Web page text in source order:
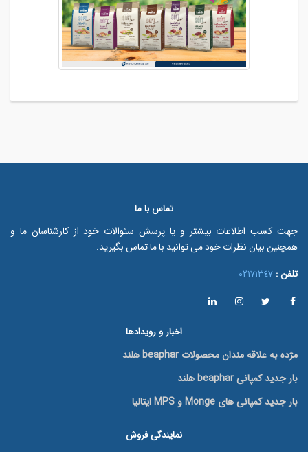
تماس با ما
جهت کسب اطلاعات بیشتر و یا پرسش سئوالات خود از کارشناسان ما و
همچنین بیان نظرات خود می توانید با ما تماس بگیرید.
تلفن : ٠٢١٧١٣٤٧
اخبار و رویدادها
مژده به علاقه مندان محصولات beaphar هلند
بار جدید کمپانی beaphar هلند
بار جدید کمپانی های Monge و MPS ایتالیا
نمایندگی فروش